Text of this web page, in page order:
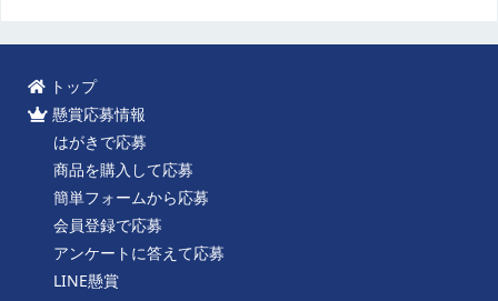
トップ
懸賞応募情報
はがきで応募
商品を購入して応募
簡単フォームから応募
会員登録で応募
アンケートに答えて応募
LINE懸賞